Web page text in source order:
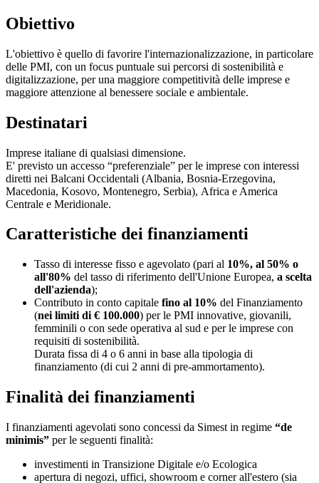
Obiettivo
L'obiettivo è quello di favorire l'internazionalizzazione, in particolare
delle PMI, con un focus puntuale sui percorsi di sostenibilità e
digitalizzazione, per una maggiore competitività delle imprese e
maggiore attenzione al benessere sociale e ambientale.
Destinatari
Imprese italiane di qualsiasi dimensione.
E' previsto un accesso “preferenziale” per le imprese con interessi
diretti nei Balcani Occidentali (Albania, Bosnia-Erzegovina,
Macedonia, Kosovo, Montenegro, Serbia), Africa e America
Centrale e Meridionale.
Caratteristiche dei finanziamenti
Tasso di interesse fisso e agevolato (pari al 10%, al 50% o
all'80% del tasso di riferimento dell'Unione Europea, a scelta
dell'azienda);
Contributo in conto capitale fino al 10% del Finanziamento
(nei limiti di € 100.000) per le PMI innovative, giovanili,
femminili o con sede operativa al sud e per le imprese con
requisiti di sostenibilità.
Durata fissa di 4 o 6 anni in base alla tipologia di
finanziamento (di cui 2 anni di pre-ammortamento).
Finalità dei finanziamenti
I finanziamenti agevolati sono concessi da Simest in regime “de
minimis” per le seguenti finalità:
investimenti in Transizione Digitale e/o Ecologica
apertura di negozi, uffici, showroom e corner all'estero (sia